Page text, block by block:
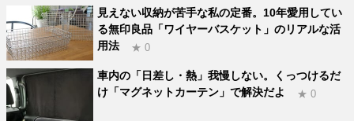
見えない収納が苦手な私の定番。10年愛用してい
る無印良品「ワイヤーバスケット」のリアルな活
用法
★ 0
車内の「日差し・熱」我慢しない。くっつけるだ
け「マグネットカーテン」で解決だよ
★ 0